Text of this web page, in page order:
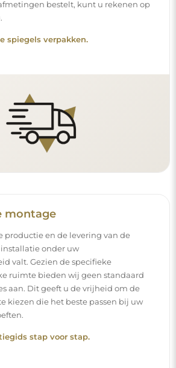
bestelt, kunt u rekenen op
spiegels verpakken.
montage
productie en de levering van de
onder uw
valt. Gezien de specifieke
ruimte bieden wij geen standaard
aan. Dit geeft u de vrijheid om de
kiezen die het beste passen bij uw
stap voor stap.